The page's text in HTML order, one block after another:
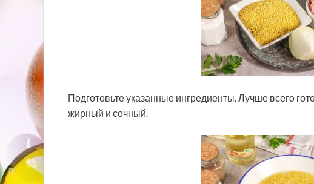
Подготовьте указанные ингредиенты. Лучше всего
жирный и сочный.